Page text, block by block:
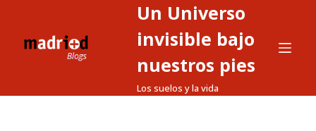
Un Universo
invisible bajo
nuestros pies
Los suelos y la vida